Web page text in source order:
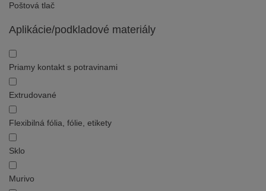
Poštová tlač
Aplikácie/podkladové materiály
Priamy kontakt s potravinami
Extrudované
Flexibilná fólia, fólie, etikety
Sklo
Murivo